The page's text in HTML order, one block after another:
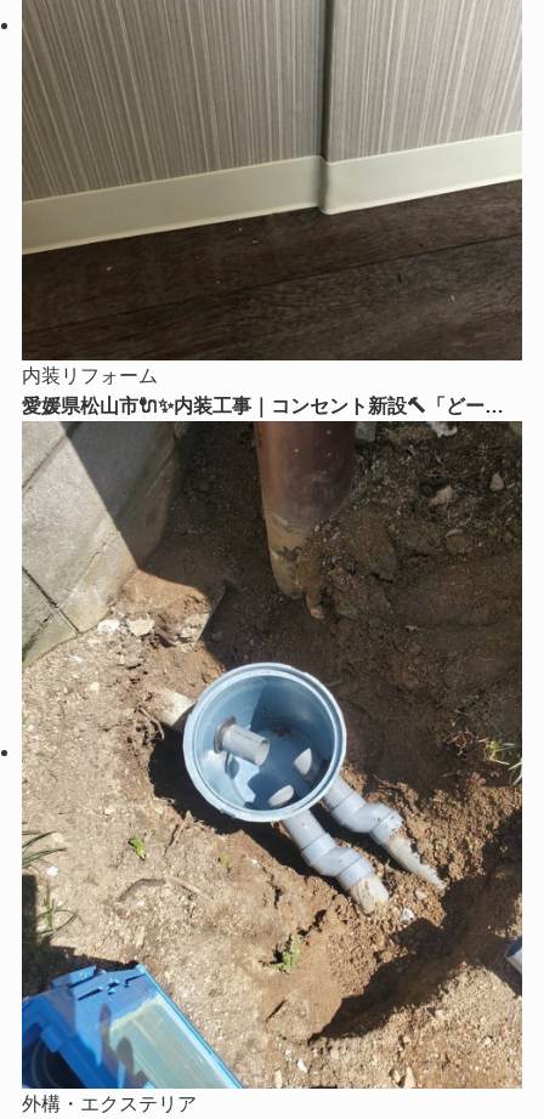
内装リフォーム
愛媛県松山市🔌✨内装工事｜コンセント新設🔨「どーー
してもここにコンセントが欲しい！」そんなお悩みはリ
フォームストアにご相談ください😊
外構・エクステリア